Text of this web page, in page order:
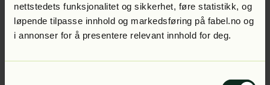
nettstedets funksjonalitet og sikkerhet, føre statistikk, og
løpende tilpasse innhold og markedsføring på fabel.no og
i annonser for å presentere relevant innhold for deg.